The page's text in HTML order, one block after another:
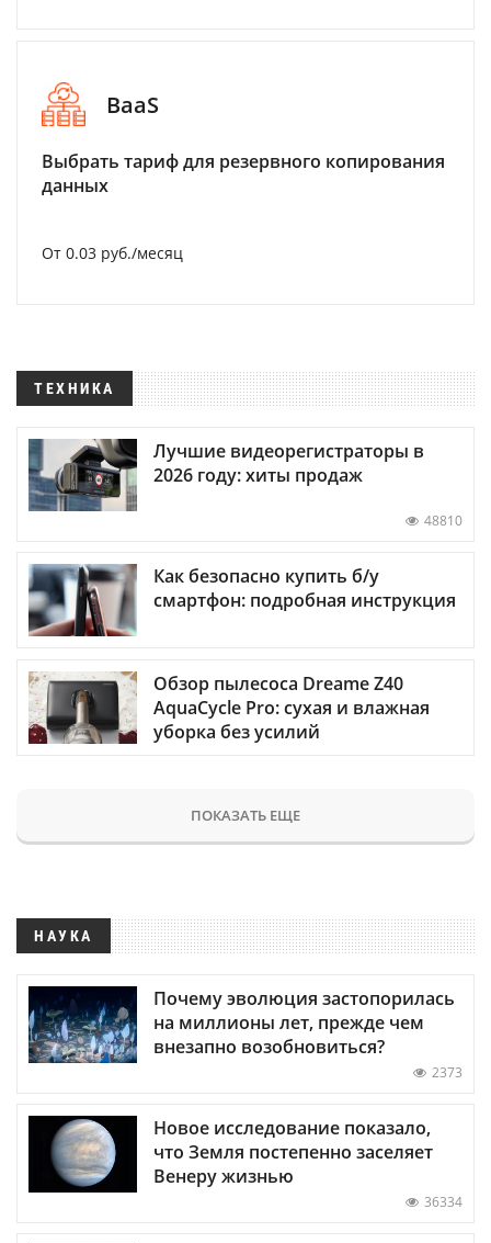
BaaS
Выбрать тариф для резервного копирования
данных
От 0.03 руб./месяц
ТЕХНИКА
Лучшие видеорегистраторы в
2026 году: хиты продаж
48810
Как безопасно купить б/у
смартфон: подробная инструкция
Обзор пылесоса Dreame Z40
AquaCycle Pro: сухая и влажная
уборка без усилий
ПОКАЗАТЬ ЕЩЕ
НАУКА
Почему эволюция застопорилась
на миллионы лет, прежде чем
внезапно возобновиться?
2373
Новое исследование показало,
что Земля постепенно заселяет
Венеру жизнью
36334